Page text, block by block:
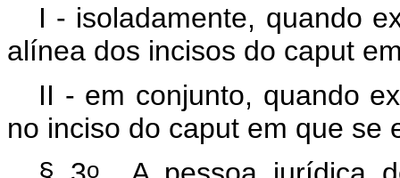
I - isoladamente, quando
alínea dos incisos do caput
II - em conjunto, quando
no inciso do caput em que se
o